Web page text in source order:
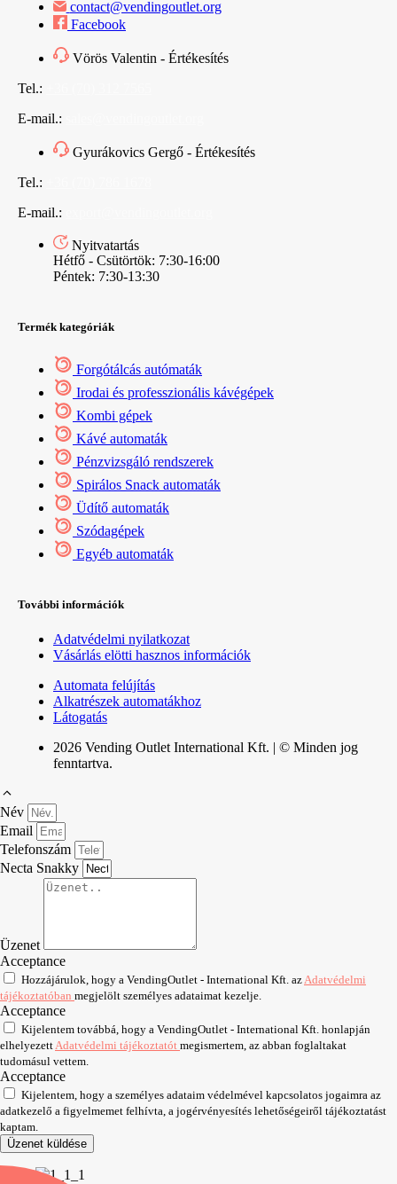
contact@vendingoutlet.org
Facebook
Vörös Valentin - Értékesítés
Tel.:
E-mail.:
Gyurákovics Gergő - Értékesítés
Tel.:
E-mail.:
Nyitvatartás
Hétfő - Csütörtök: 7:30-16:00
Péntek: 7:30-13:30
Termék kategóriák
Forgótálcás autómaták
Irodai és professzionális kávégépek
Kombi gépek
Kávé automaták
Pénzvizsgáló rendszerek
Spirálos Snack automaták
Üdítő automaták
Szódagépek
Egyéb automaták
További információk
Adatvédelmi nyilatkozat
Vásárlás elötti hasznos információk
Automata felújítás
Alkatrészek automatákhoz
Látogatás
2026 Vending Outlet International Kft. | © Minden jog
fenntartva.
Név
Email
Telefonszám
Necta Snakky
Üzenet
Acceptance
Hozzájárulok, hogy a VendingOutlet - International Kft. az Adatvédelmi
tájékoztatóban megjelölt személyes adataimat kezelje.
Acceptance
Kijelentem továbbá, hogy a VendingOutlet - International Kft. honlapján
elhelyezett Adatvédelmi tájékoztatót megismertem, az abban foglaltakat
tudomásul vettem.
Acceptance
Kijelentem, hogy a személyes adataim védelmével kapcsolatos jogaimra az
adatkezelő a figyelmemet felhívta, a jogérvényesítés lehetőségeiről tájékoztatást
kaptam.
Üzenet küldése